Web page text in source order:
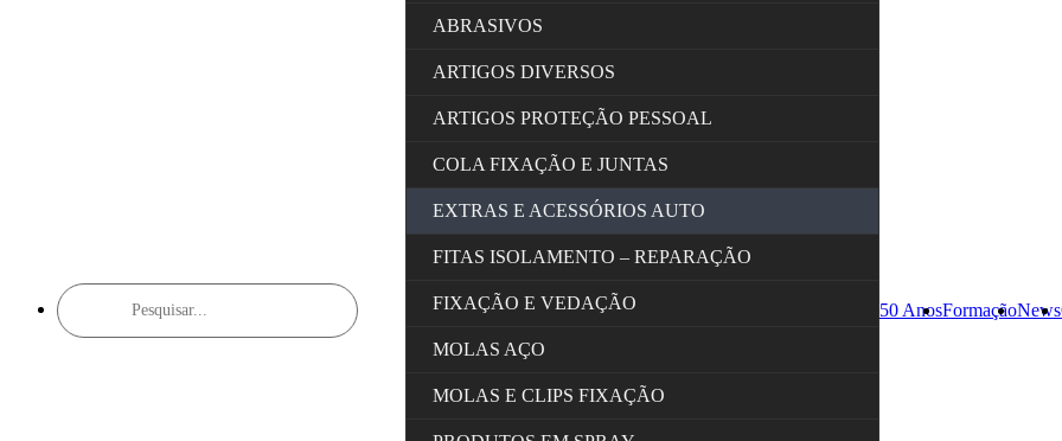
Products
search
ABRASIVOS
ARTIGOS DIVERSOS
ARTIGOS PROTEÇÃO PESSOAL
COLA FIXAÇÃO E JUNTAS
EXTRAS E ACESSÓRIOS AUTO
FITAS ISOLAMENTO – REPARAÇÃO
FIXAÇÃO E VEDAÇÃO
MOLAS AÇO
MOLAS E CLIPS FIXAÇÃO
50 AnosFormaçãoNews